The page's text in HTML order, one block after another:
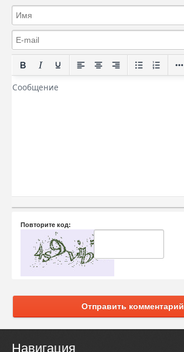
Повторите код:
Отправить комментарий
Навигация